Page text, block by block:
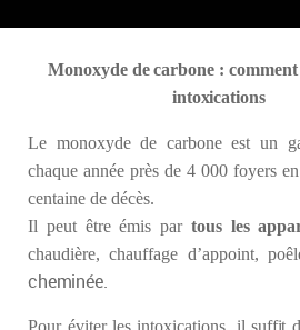
Monoxyde de carbone : comment
intoxications
Le monoxyde de carbone est un
chaque année près de 4 000 foyers
centaine de décès.
Il peut être émis par tous les
chaudière, chauffage d’appoint,
cheminée.
Pour éviter les intoxications, il suffit